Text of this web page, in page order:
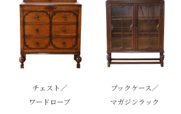
チェスト／
ワードローブ
ブックケース／
マガジンラック